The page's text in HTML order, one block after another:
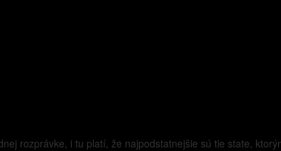
rozprávke, i tu platí, že najpodstatnejšie sú tie state,